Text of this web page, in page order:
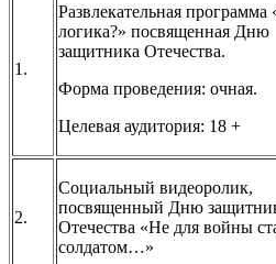
1.
Развлекательная программа
логика?» посвященная Дню
защитника Отечества.
Форма проведения: очная.
Целевая аудитория: 18 +
2.
Социальный видеоролик,
посвященный Дню
Отечества «Не для войны
солдатом…»